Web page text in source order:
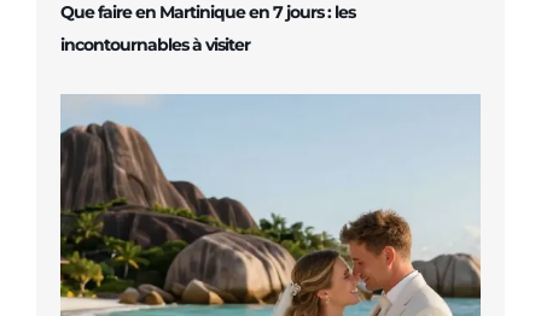
Que faire en Martinique en 7 jours : les
incontournables à visiter